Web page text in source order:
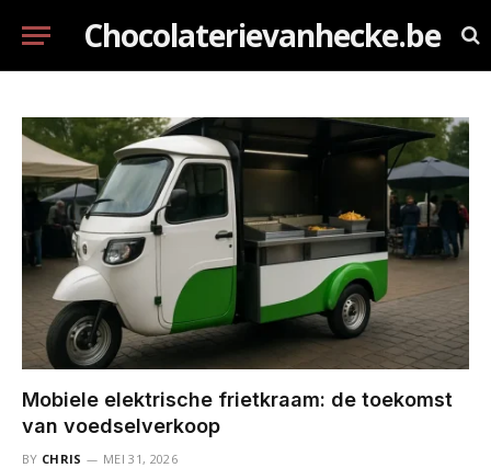
Chocolaterievanhecke.be
Mobiele elektrische frietkraam: de toekomst
van voedselverkoop
BY CHRIS MEI 31, 2026